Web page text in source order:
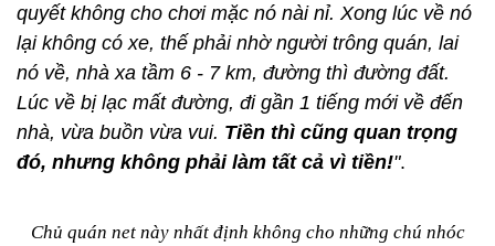
quyết không cho chơi mặc nó nài nỉ. Xong lúc về nó
lại không có xe, thế phải nhờ người trông quán, lai
nó về, nhà xa tầm 6 - 7 km, đường thì đường đất.
Lúc về bị lạc mất đường, đi gần 1 tiếng mới về đến
nhà, vừa buồn vừa vui. Tiền thì cũng quan trọng
đó, nhưng không phải làm tất cả vì tiền!".
Chủ quán net này nhất định không cho những chú nhóc